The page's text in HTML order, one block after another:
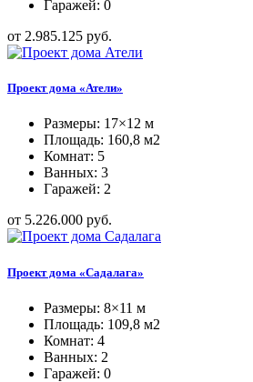
Гаражей: 0
от 2.985.125 руб.
Проект дома «Атели»
Размеры: 17×12 м
Площадь: 160,8 м2
Комнат: 5
Ванных: 3
Гаражей: 2
от 5.226.000 руб.
Проект дома «Садалага»
Размеры: 8×11 м
Площадь: 109,8 м2
Комнат: 4
Ванных: 2
Гаражей: 0